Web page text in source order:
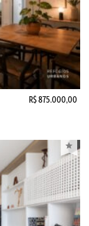
R$ 875.000,00